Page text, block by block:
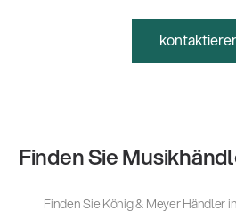
Finden Sie
Finden Sie König & Meyer Händler